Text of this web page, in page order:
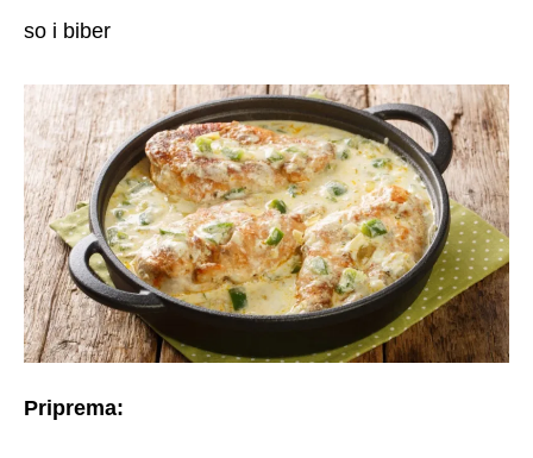
so i biber
Priprema: